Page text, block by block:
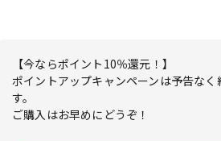
【今ならポイント10％還元！】
ポイントアップキャンペーンは予告なく
す。
ご購入はお早めにどうぞ！